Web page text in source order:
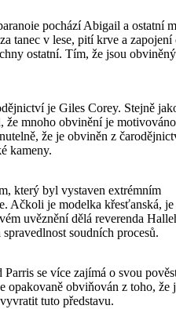
pochází Abigail a ostatní
tanec v lese, pití krve a zapojení
ostatní. Tím, že jsou
je Giles Corey. Stejně
že mnoho obvinění je motivováno
že je obviněn z
kameny.
který byl vystaven extrémním
Ačkoli je modelka křesťanská, je
uvěznění dělá reverenda
soudních procesů.
se více zajímá o svou
opakovaně obviňován z toho, že
tuto představu.